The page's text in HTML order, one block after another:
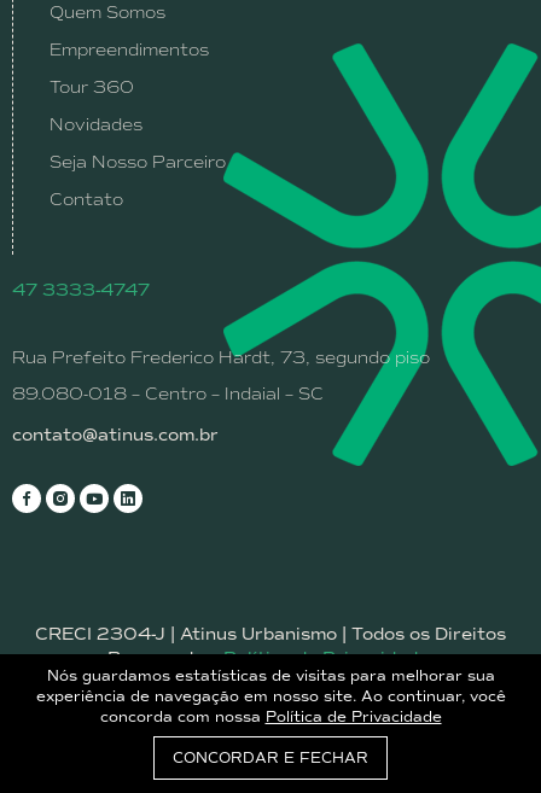
Quem Somos
Empreendimentos
Tour 360
Novidades
Seja Nosso Parceiro
Contato
47 3333-4747
Rua Prefeito Frederico Hardt, 73, segundo piso
89.080-018 – Centro – Indaial – SC
contato@atinus.com.br
CRECI 2304-J | Atinus Urbanismo | Todos os Direitos
Reservados.Política de Privacidade.
Nós guardamos estatísticas de visitas para melhorar sua
experiência de navegação em nosso site. Ao continuar, você
concorda com nossa Política de Privacidade
CONCORDAR E FECHAR